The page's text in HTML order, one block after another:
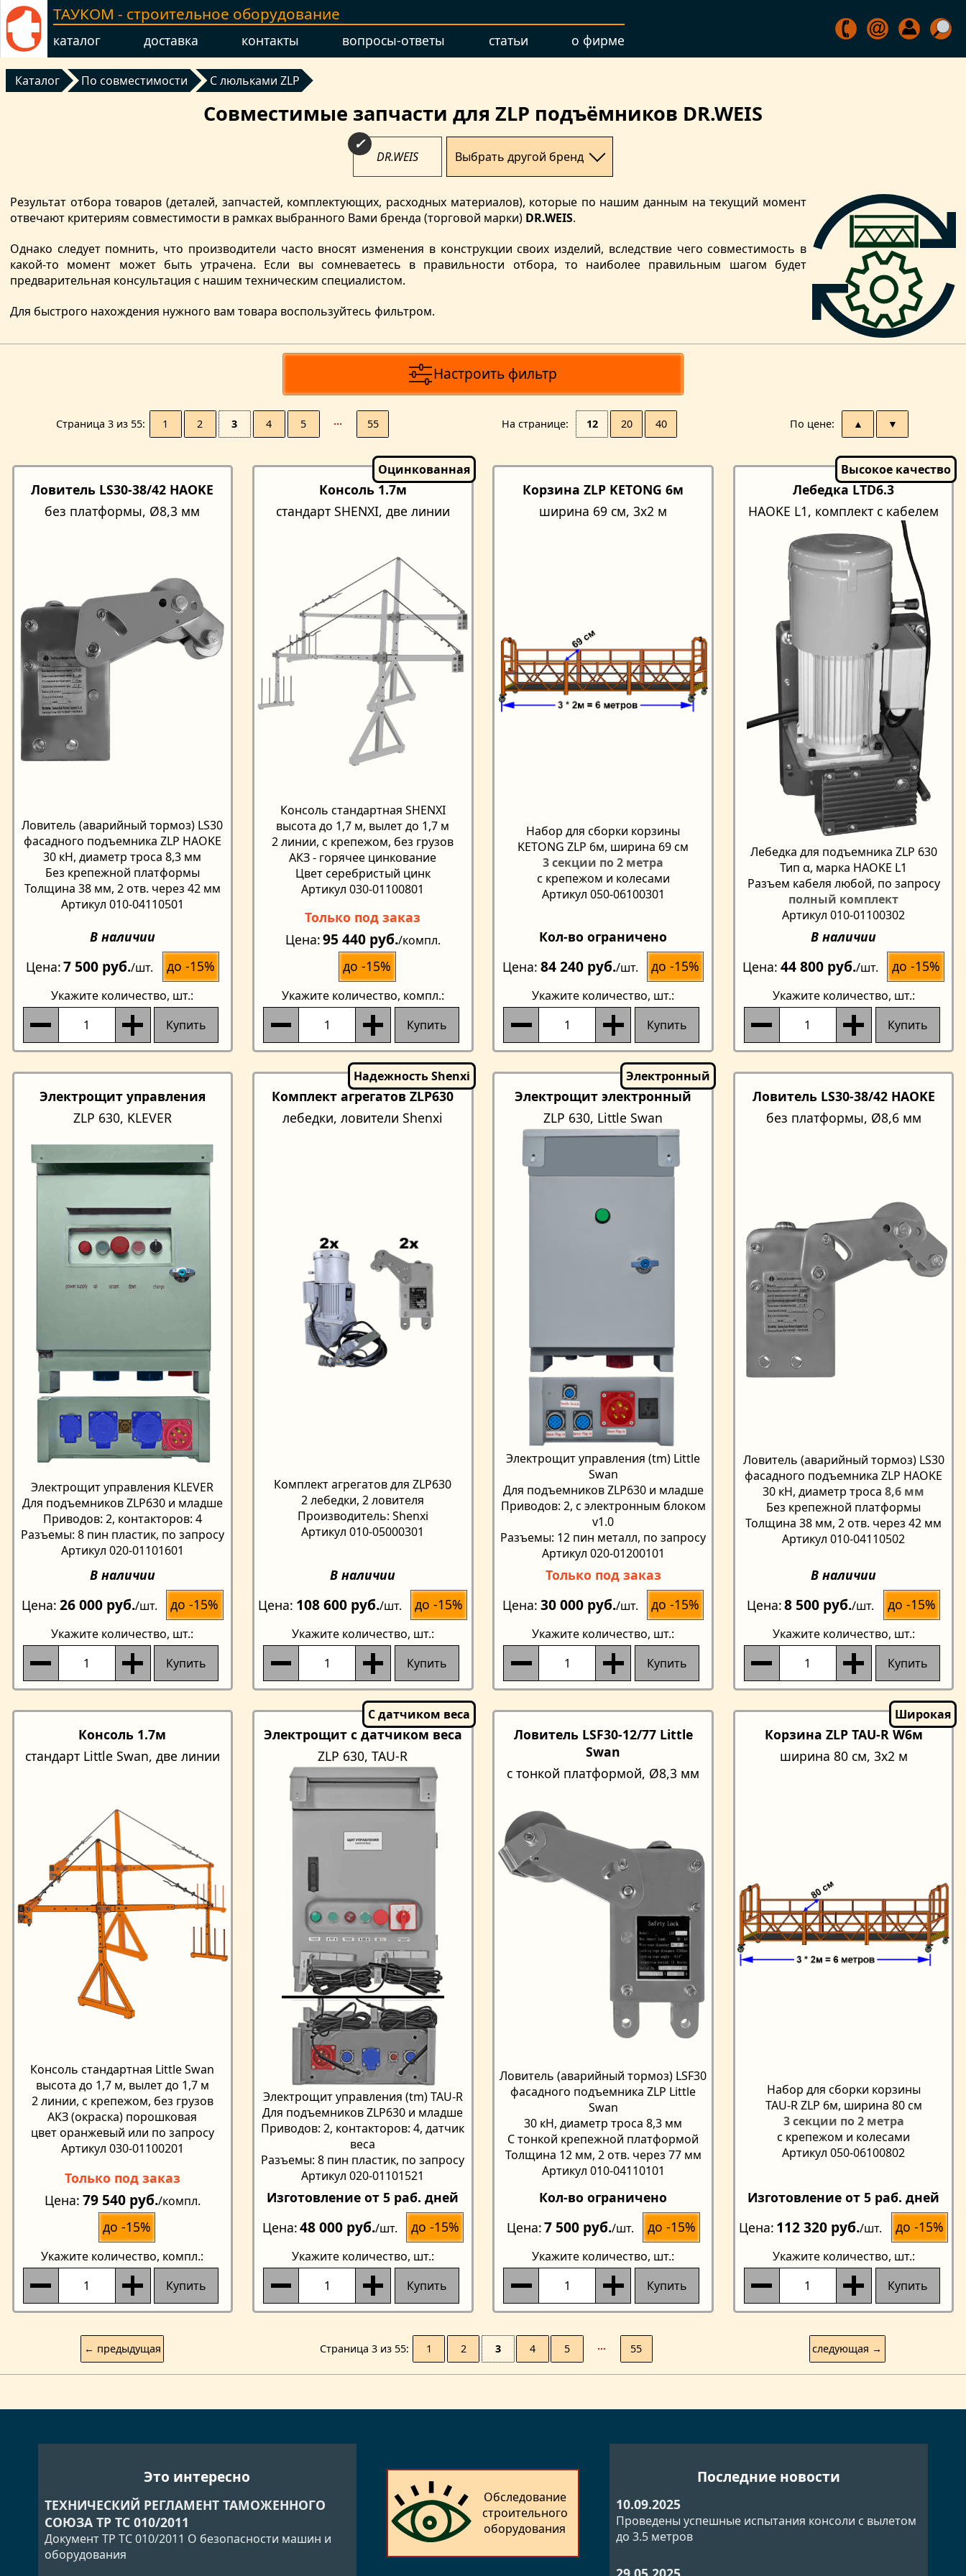
ТАУКОМ - строительное оборудование
каталог доставка контакты вопросы-ответы статьи о фирме
Каталог По совместимости С люльками ZLP
Совместимые запчасти для ZLP подъёмников DR.WEIS
DR.WEIS Выбрать другой бренд
Результат отбора товаров (деталей, запчастей, комплектующих, расходных материалов), которые по нашим данным на текущий момент
отвечают критериям совместимости в рамках выбранного Вами бренда (торговой марки) DR.WEIS.
Однако следует помнить, что производители часто вносят изменения в конструкции своих изделий, вследствие чего совместимость в
какой-то момент может быть утрачена. Если вы сомневаетесь в правильности отбора, то наиболее правильным шагом будет
предварительная консультация с нашим техническим специалистом.
Для быстрого нахождения нужного вам товара воспользуйтесь фильтром.
Настроить фильтр
Страницa 3 из 55 1 2 3 4 5 ··· 55 На странице 12 20 40 По цене ▲ ▼
Ловитель LS30-38/42 HAOKE
без платформы, Ø8,3 мм
Ловитель (аварийный тормоз) LS30
фасадного подъемника ZLP HAOKE
30 кН, диаметр троса 8,3 мм
Без крепежной платформы
Толщина 38 мм, 2 отв. через 42 мм
Артикул 010-04110501
В наличии
Цена 7 500 руб./шт. до -15%
Укажите количество, шт.:
Купить
Консоль 1.7м
стандарт SHENXI, две линии
Консоль стандартная SHENXI
высота до 1,7 м, вылет до 1,7 м
2 линии, с крепежом, без грузов
АКЗ - горячее цинкование
Цвет серебристый цинк
Артикул 030-01100801
Только под заказ
Цена 95 440 руб./компл.
до -15%
Укажите количество, компл.:
Купить
Корзина ZLP KETONG 6м
ширина 69 см, 3x2 м
Набор для сборки корзины
KETONG ZLP 6м, ширина 69 см
3 секции по 2 метра
с крепежом и колесами
Артикул 050-06100301
Кол-во ограничено
Цена 84 240 руб./шт. до -15%
Укажите количество, шт.:
Купить
Лебедка LTD6.3
HAOKE L1, комплект с кабелем
Лебедка для подъемника ZLP 630
Тип α, марка HAOKE L1
Разъем кабеля любой, по запросу
полный комплект
Артикул 010-01100302
В наличии
Цена 44 800 руб./шт. до -15%
Укажите количество, шт.:
Купить
Электрощит управления
ZLP 630, KLEVER
Электрощит управления KLEVER
Для подъемников ZLP630 и младше
Приводов: 2, контакторов: 4
Разъемы: 8 пин пластик, по запросу
Артикул 020-01101601
В наличии
Цена 26 000 руб./шт. до -15%
Укажите количество, шт.:
Купить
Комплект агрегатов ZLP630
лебедки, ловители Shenxi
Комплект агрегатов для ZLP630
2 лебедки, 2 ловителя
Производитель: Shenxi
Артикул 010-05000301
В наличии
Цена 108 600 руб./шт. до -15%
Укажите количество, шт.:
Купить
Электрощит электронный
ZLP 630, Little Swan
Электрощит управления (tm) Little
Swan
Для подъемников ZLP630 и младше
Приводов: 2, с электронным блоком
v1.0
Разъемы: 12 пин металл, по запросу
Артикул 020-01200101
Только под заказ
Цена 30 000 руб./шт. до -15%
Укажите количество, шт.:
Купить
Ловитель LS30-38/42 HAOKE
без платформы, Ø8,6 мм
Ловитель (аварийный тормоз) LS30
фасадного подъемника ZLP HAOKE
30 кН, диаметр троса8,6 мм
Без крепежной платформы
Толщина 38 мм, 2 отв. через 42 мм
Артикул 010-04110502
В наличии
Цена 8 500 руб./шт. до -15%
Укажите количество, шт.:
Купить
Консоль 1.7м
стандарт Little Swan, две линии
Консоль стандартная Little Swan
высота до 1,7 м, вылет до 1,7 м
2 линии, с крепежом, без грузов
АКЗ (окраска) порошковая
цвет оранжевый или по запросу
Артикул 030-01100201
Только под заказ
Цена 79 540 руб./компл.
до -15%
Укажите количество, компл.:
Купить
Электрощит с датчиком веса
ZLP 630, TAU-R
Электрощит управления (tm) TAU-R
Для подъемников ZLP630 и младше
Приводов: 2, контакторов: 4, датчик
веса
Разъемы: 8 пин пластик, по запросу
Артикул 020-01101521
Изготовление от 5 раб. дней
Цена 48 000 руб./шт. до -15%
Укажите количество, шт.:
Купить
Ловитель LSF30-12/77 Little
Swan
с тонкой платформой, Ø8,3 мм
Ловитель (аварийный тормоз) LSF30
фасадного подъемника ZLP Little
Swan
30 кН, диаметр троса 8,3 мм
С тонкой крепежной платформой
Толщина 12 мм, 2 отв. через 77 мм
Артикул 010-04110101
Кол-во ограничено
Цена 7 500 руб./шт. до -15%
Укажите количество, шт.:
Купить
Корзина ZLP TAU-R W6м
ширина 80 см, 3x2 м
Набор для сборки корзины
TAU-R ZLP 6м, ширина 80 см
3 секции по 2 метра
с крепежом и колесами
Артикул 050-06100802
Изготовление от 5 раб. дней
Цена 112 320 руб./шт. до -15%
Укажите количество, шт.:
Купить
← предыдущая Страницa 3 из 55 1 2 3 4 5 ··· 55 следующая →
Это интересно
ТЕХНИЧЕСКИЙ РЕГЛАМЕНТ ТАМОЖЕННОГО
СОЮЗА ТР ТС 010/2011
Документ ТР ТС 010/2011 О безопасности машин и
оборудования
Обследование
строительного
оборудования
Последние новости
10.09.2025
Проведены успешные испытания консоли с вылетом
до 3.5 метров